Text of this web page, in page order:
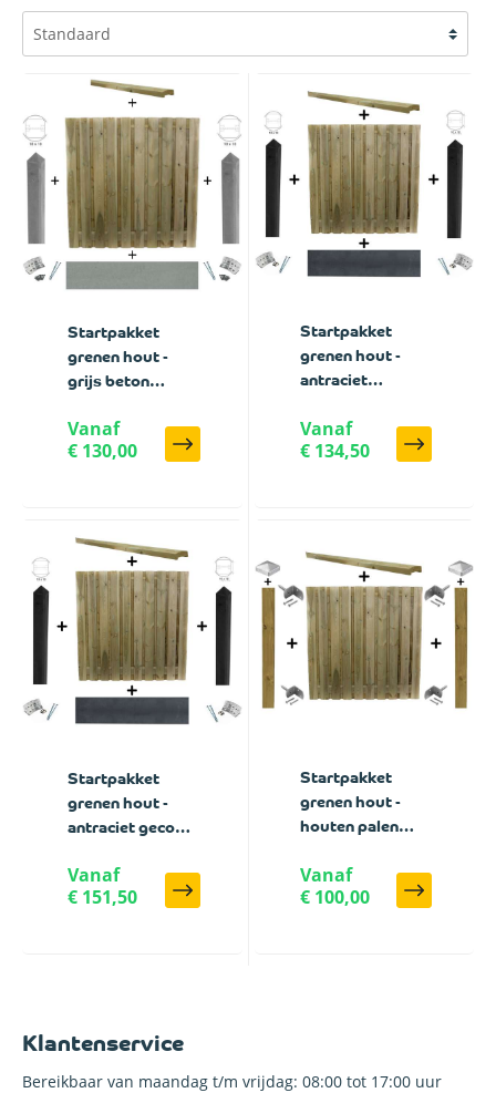
Startpakket
grenen hout -
grijs beton
€ 130,00
Vanaf
Startpakket
grenen hout -
antraciet
schutting
€ 134,50
Vanaf
Startpakket
grenen hout -
antraciet gecoat
€ 151,50
Vanaf
Startpakket
grenen hout -
houten palen
€ 100,00
Vanaf
Klantenservice
Bereikbaar van maandag t/m vrijdag: 08:00 tot 17:00 uur